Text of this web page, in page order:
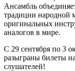
Ансамбль
традиции народной
оригинальных
аналогов в мире.
С 29 сентября по 3
разыграны билеты
слушателей!